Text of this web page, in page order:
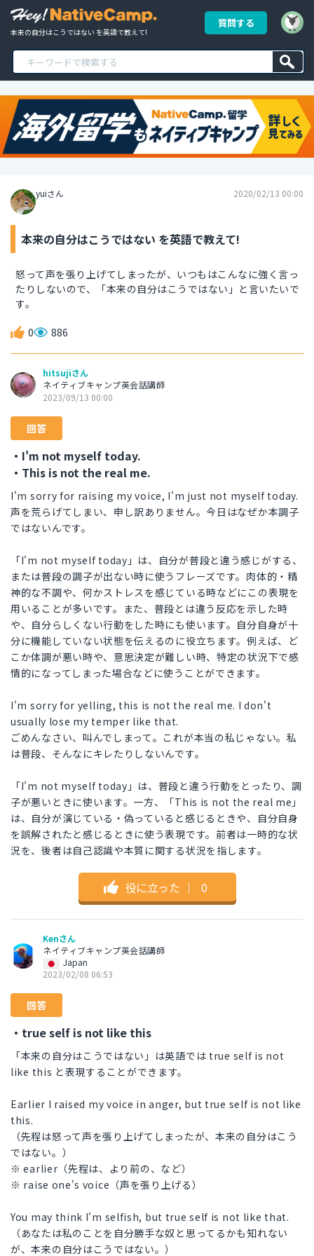
本来の自分はこうではない を英語で教えて!
質問する
yuiさん 2020/02/13 00:00
本来の自分はこうではない を英語で教えて!
怒って声を張り上げてしまったが、いつもはこんなに強く言っ
たりしないので、「本来の自分はこうではない」と言いたいで
す。
0 886
hitsujiさん
ネイティブキャンプ英会話講師
2023/09/13 00:00
回答
・I'm not myself today.
・This is not the real me.
I'm sorry for raising my voice, I'm just not myself today.
声を荒らげてしまい、申し訳ありません。今日はなぜか本調子
ではないんです。
「I'm not myself today」は、自分が普段と違う感じがする、
または普段の調子が出ない時に使うフレーズです。肉体的・精
神的な不調や、何かストレスを感じている時などにこの表現を
用いることが多いです。また、普段とは違う反応を示した時
や、自分らしくない行動をした時にも使います。自分自身が十
分に機能していない状態を伝えるのに役立ちます。例えば、ど
こか体調が悪い時や、意思決定が難しい時、特定の状況下で感
情的になってしまった場合などに使うことができます。
I'm sorry for yelling, this is not the real me. I don't
usually lose my temper like that.
ごめんなさい、叫んでしまって。これが本当の私じゃない。私
は普段、そんなにキレたりしないんです。
「I'm not myself today」は、普段と違う行動をとったり、調
子が悪いときに使います。一方、「This is not the real me」
は、自分が演じている・偽っていると感じるときや、自分自身
を誤解されたと感じるときに使う表現です。前者は一時的な状
況を、後者は自己認識や本質に関する状況を指します。
役に立った ｜ 0
Kenさん
ネイティブキャンプ英会話講師
Japan
2023/02/08 06:53
回答
・true self is not like this
「本来の自分はこうではない」は英語では true self is not
like this と表現することができます。
Earlier I raised my voice in anger, but true self is not like
this.
（先程は怒って声を張り上げてしまったが、本来の自分はこう
ではない。）
※ earlier（先程は、より前の、など）
※ raise one's voice（声を張り上げる）
You may think I'm selfish, but true self is not like that.
（あなたは私のことを自分勝手な奴と思ってるかも知れない
が、本来の自分はこうではない。）